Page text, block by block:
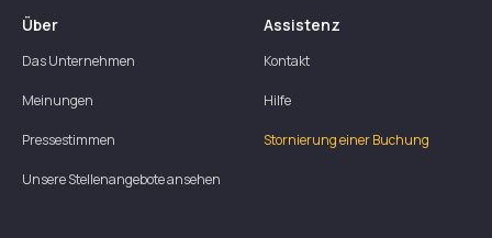
Über
Das Unternehmen
Meinungen
Pressestimmen
Unsere Stellenangebote ansehen
Assistenz
Kontakt
Hilfe
Stornierung einer Buchung